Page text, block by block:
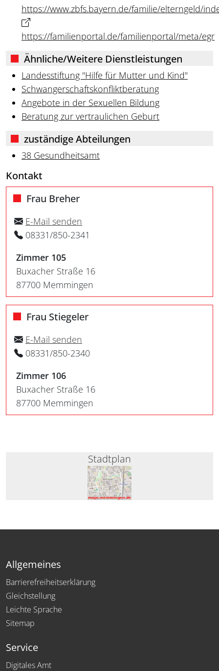
https://www.zbfs.bayern.de/familie/elterngeld/
https://familienportal.de/familienportal/meta/egr
Ähnliche/Weitere Dienstleistungen
Landesstiftung "Hilfe für Mutter und Kind"
Schwangerschaftskonfliktberatung
Angebote in der Sexuellen Bildung
Beratung zur vertraulichen Geburt
zuständige Abteilungen
38 Gesundheitsamt
Kontakt
Frau Breher
E-Mail senden
08331/850-2341
Zimmer 105
Buxacher Straße 16
87700 Memmingen
Frau Stiegeler
E-Mail senden
08331/850-2340
Zimmer 106
Buxacher Straße 16
87700 Memmingen
Stadtplan
Allgemeines
Barrierefreiheitserklärung
Gleichstellung
Leichte Sprache
Sitemap
Service
Digitales Amt